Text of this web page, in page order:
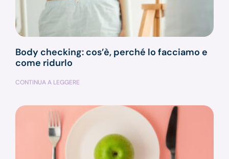
Body checking: cos’è, perché lo facciamo e
come ridurlo
CONTINUA A LEGGERE